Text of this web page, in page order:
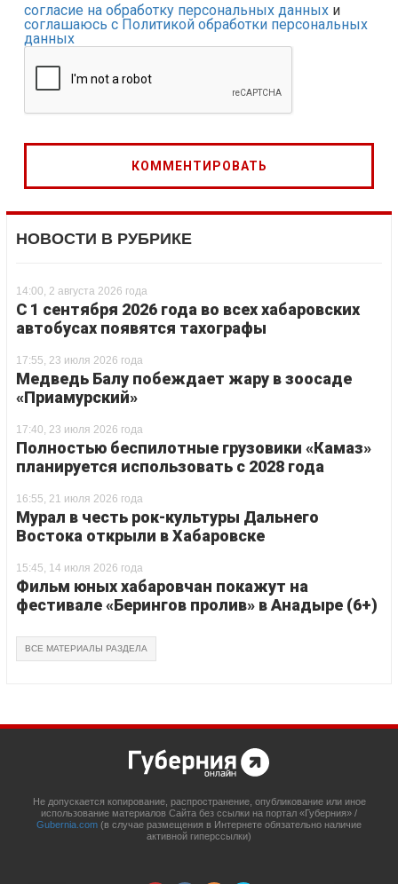
согласие на обработку персональных данных и
соглашаюсь с Политикой обработки персональных
данных
НОВОСТИ В РУБРИКЕ
14:00, 2 августа 2026 года
С 1 сентября 2026 года во всех хабаровских
автобусах появятся тахографы
17:55, 23 июля 2026 года
Медведь Балу побеждает жару в зоосаде
«Приамурский»
17:40, 23 июля 2026 года
Полностью беспилотные грузовики «Камаз»
планируется использовать с 2028 года
16:55, 21 июля 2026 года
Мурал в честь рок-культуры Дальнего
Востока открыли в Хабаровске
15:45, 14 июля 2026 года
Фильм юных хабаровчан покажут на
фестивале «Берингов пролив» в Анадыре (6+)
ВСЕ МАТЕРИАЛЫ РАЗДЕЛА
Не допускается копирование, распространение, опубликование или иное
использование материалов Сайта без ссылки на портал «Губерния» /
Gubernia.com (в случае размещения в Интернете обязательно наличие
активной гиперссылки)